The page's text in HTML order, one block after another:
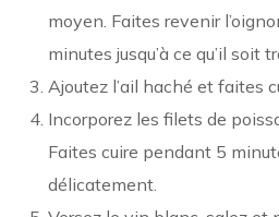
moyen. Faites revenir
minutes jusqu’à ce qu’il soit
Ajoutez l’ail haché et faites
Incorporez les filets de
Faites cuire pendant 5
délicatement.